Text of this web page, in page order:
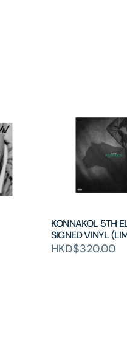
KONNAKOL 5TH
SIGNED VINYL
HKD$320.00